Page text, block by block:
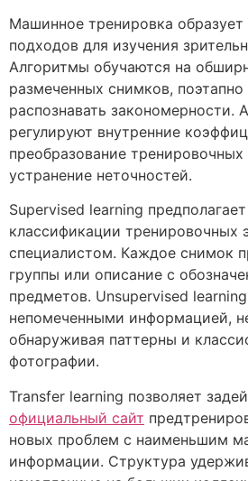
Машинное тренировка
подходов для изучения
Алгоритмы обучаются на
размеченных снимков,
распознавать закономерности.
регулируют внутренние
преобразование
устранение неточностей.
Supervised learning
классификации тренировочных
специалистом. Каждое снимок
группы или описание с
предметов. Unsupervised
непомеченными информацией,
обнаруживая паттерны и
фотографии.
Transfer learning позволяет
официальный сайт
новых проблем с наименьшим
информации. Структура